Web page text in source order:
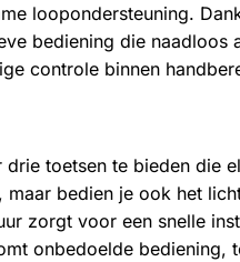
loopondersteuning.
bediening die naadloos
controle binnen
toetsen te bieden die
bedien je ook het
zorgt voor een snelle
onbedoelde bediening,